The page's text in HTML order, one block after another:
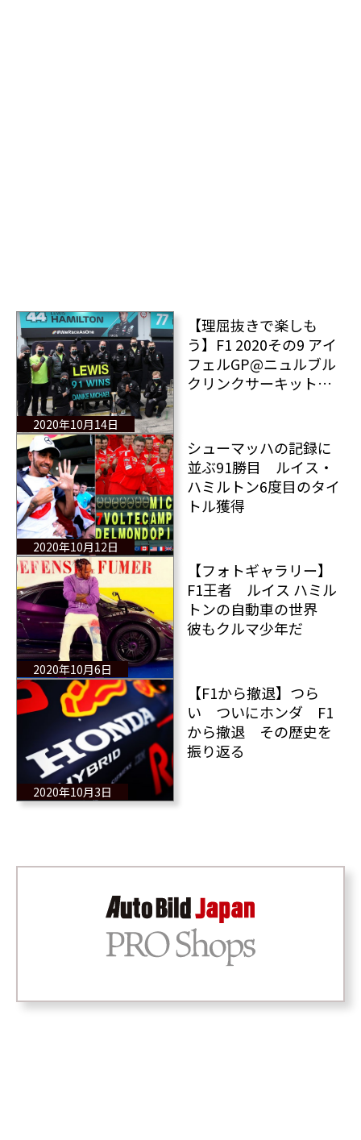
2020年10月14日
【理屈抜きで楽しも
う】F1 2020その9 アイ
フェルGP@ニュルブル
クリンクサーキット
2020年10月12日
シューマッハの記録に
並ぶ91勝目 ルイス・
ハミルトン6度目のタイ
トル獲得
2020年10月6日
【フォトギャラリー】
F1王者 ルイス ハミル
トンの自動車の世界
彼もクルマ少年だ
2020年10月3日
【F1から撤退】つら
い ついにホンダ F1
から撤退 その歴史を
振り返る